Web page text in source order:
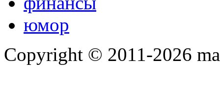
юмор
Copyright © 2011-2026